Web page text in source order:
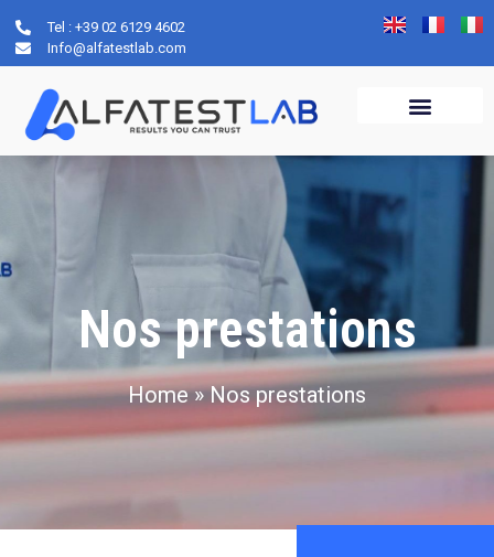
Tel : +39 02 6129 4602
Info@alfatestlab.com
Nos prestations
Home»Nos prestations